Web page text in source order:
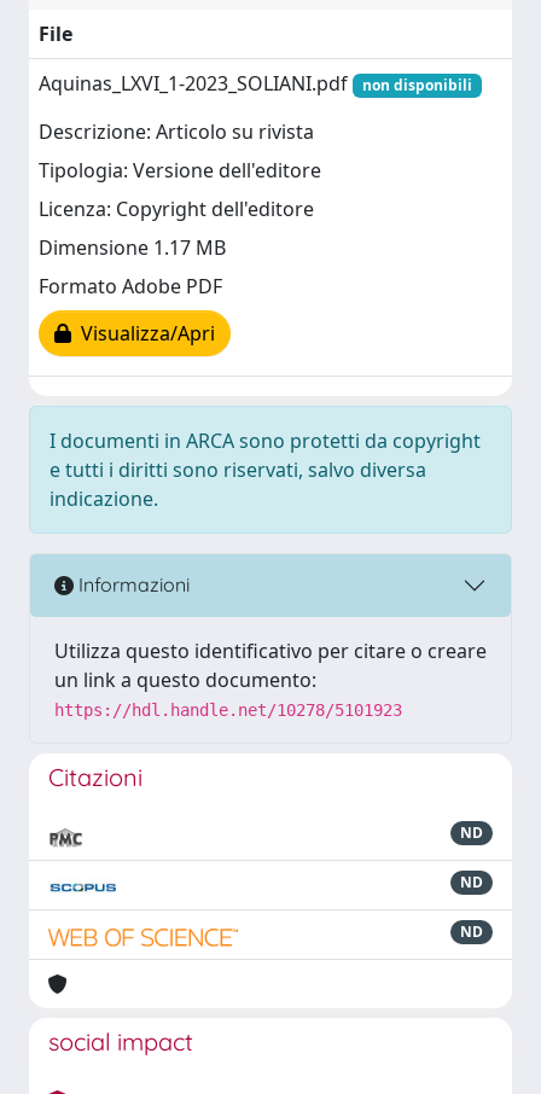
File
Aquinas_LXVI_1-2023_SOLIANI.pdf
non disponibili
Descrizione: Articolo su rivista
Tipologia: Versione dell'editore
Licenza: Copyright dell'editore
Dimensione 1.17 MB
Formato Adobe PDF
Visualizza/Apri
I documenti in ARCA sono protetti da copyright
e tutti i diritti sono riservati, salvo diversa
indicazione.
Informazioni
Utilizza questo identificativo per citare o creare
un link a questo documento:
https://hdl.handle.net/10278/5101923
Citazioni
ND
ND
ND
social impact